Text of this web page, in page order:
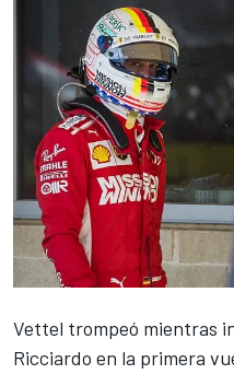
Vettel trompeó mientras
Ricciardo en la primera